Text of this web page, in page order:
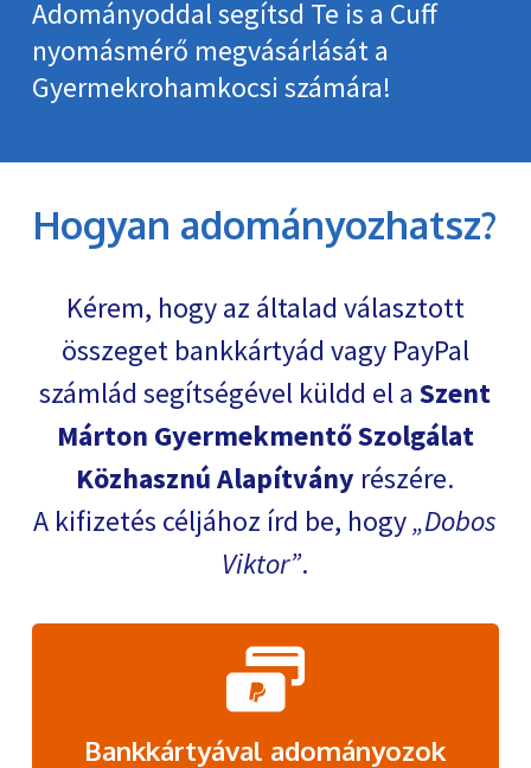
Adományoddal segítsd Te is a Cuff
nyomásmérő megvásárlását a
Gyermekrohamkocsi számára!
Hogyan adományozhatsz?
Kérem, hogy az általad választott
összeget bankkártyád vagy PayPal
számlád segítségével küldd el aSzent
Márton Gyermekmentő Szolgálat
Közhasznú Alapítvány részére.
A kifizetés céljához írd be, hogy Dobos
Viktor .
Bankkártyával adományozok